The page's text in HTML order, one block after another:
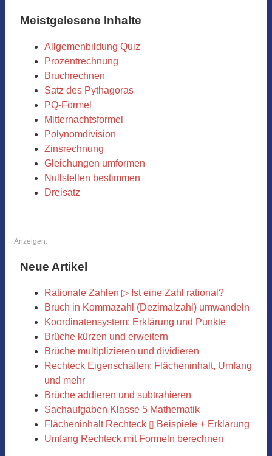
Meistgelesene Inhalte
Allgemenbildung Quiz
Prozentrechnung
Bruchrechnen
Satz des Pythagoras
PQ-Formel
Mitternachtsformel
Polynomdivision
Zinsrechnung
Gleichungen umformen
Nullstellen bestimmen
Dreisatz
Anzeigen:
Neue Artikel
Rationale Zahlen ▷ Ist eine Zahl rational?
Bruch in Kommazahl (Dezimalzahl) umwandeln
Koordinatensystem: Erklärung und Punkte
Brüche kürzen und erweitern
Brüche multiplizieren und dividieren
Rechteck Eigenschaften: Flächeninhalt, Umfang
und mehr
Brüche addieren und subtrahieren
Sachaufgaben Klasse 5 Mathematik
Flächeninhalt Rechteck ▯ Beispiele + Erklärung
Umfang Rechteck mit Formeln berechnen